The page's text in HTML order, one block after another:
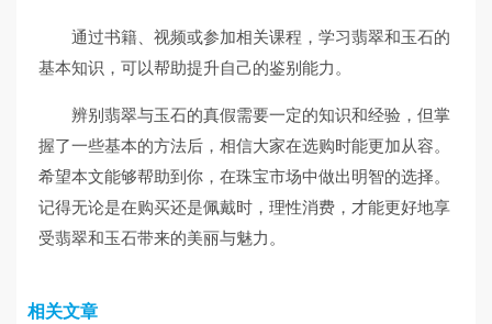
通过书籍、视频或参加相关课程，学习翡翠和玉石的
基本知识，可以帮助提升自己的鉴别能力。
辨别翡翠与玉石的真假需要一定的知识和经验，但掌
握了一些基本的方法后，相信大家在选购时能更加从容。
希望本文能够帮助到你，在珠宝市场中做出明智的选择。
记得无论是在购买还是佩戴时，理性消费，才能更好地享
受翡翠和玉石带来的美丽与魅力。
相关文章